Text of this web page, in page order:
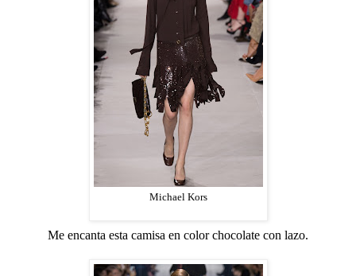
Michael Kors
Me encanta esta camisa en color chocolate con lazo.